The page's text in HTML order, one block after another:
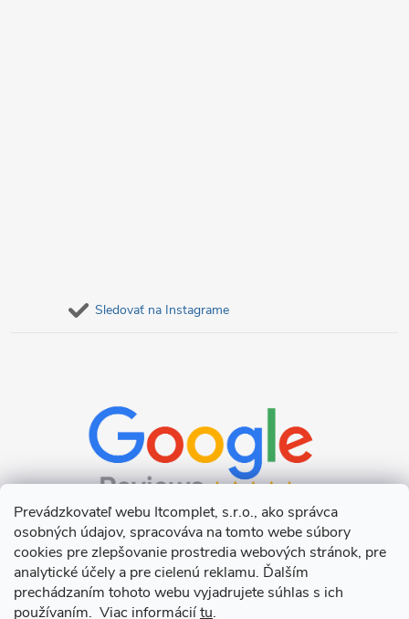
Prevádzkovateľ webu Itcomplet, s.r.o., ako správca
osobných údajov, spracováva na tomto webe súbory
cookies pre zlepšovanie prostredia webových stránok, pre
analytické účely a pre cielenú reklamu. Ďalším
prechádzaním tohoto webu vyjadrujete súhlas s ich
používaním. Viac informáciítu.
Sledovať na Instagrame